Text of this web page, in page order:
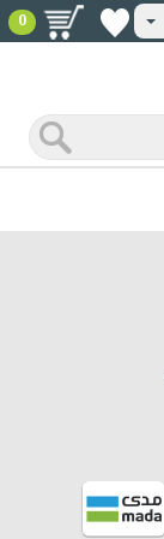
0